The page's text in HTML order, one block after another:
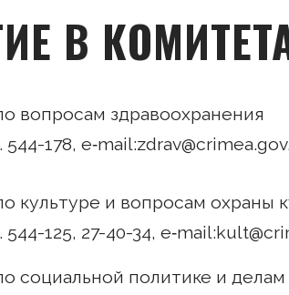
В
вопросам здравоохранения
544-178,
культуре и вопросам охраны
544-125, 27-40-34,
социальной политике и